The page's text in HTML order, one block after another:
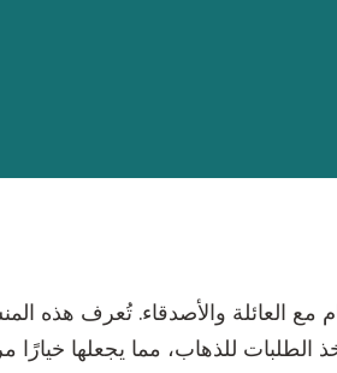
العائلة والأصدقاء. تُعرف هذه
الطلبات للذهاب، مما يجعلها